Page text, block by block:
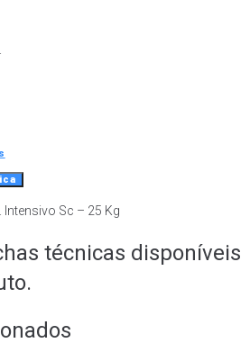
Intensivo Sc – 25 Kg
técnicas disponíveis